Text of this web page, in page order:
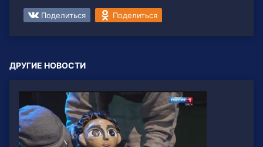
Поделиться Поделиться
ДРУГИЕ НОВОСТИ